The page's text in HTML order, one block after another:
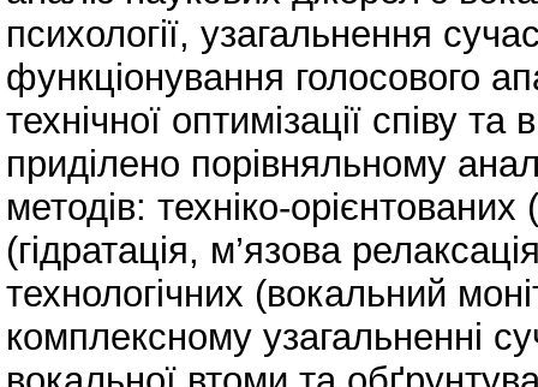
психології, узагальнення
функціонування голосового
технічної оптимізації співу
приділено порівняльному
методів: техніко-
(гідратація, м’язова
технологічних (вокальний
комплексному узагальненні